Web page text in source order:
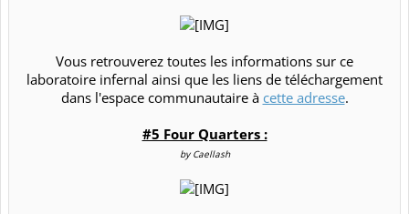
Vous retrouverez toutes les informations sur ce
laboratoire infernal ainsi que les liens de téléchargement
dans l'espace communautaire à cette adresse.​
#5 Four Quarters :
by Caellash